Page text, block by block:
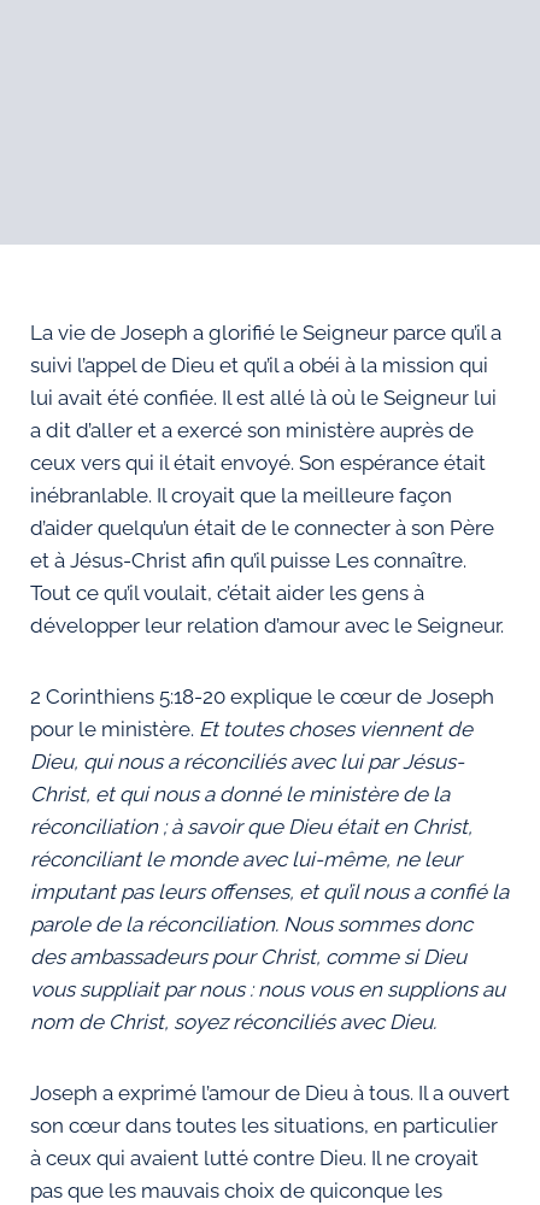
La vie de Joseph a glorifié le Seigneur parce qu’il a
suivi l’appel de Dieu et qu’il a obéi à la mission qui
lui avait été confiée. Il est allé là où le Seigneur lui
a dit d’aller et a exercé son ministère auprès de
ceux vers qui il était envoyé. Son espérance était
inébranlable. Il croyait que la meilleure façon
d’aider quelqu’un était de le connecter à son Père
et à Jésus-Christ afin qu’il puisse Les connaître.
Tout ce qu’il voulait, c’était aider les gens à
développer leur relation d’amour avec le Seigneur.
2 Corinthiens 5:18-20 explique le cœur de Joseph
pour le ministère. Et toutes choses viennent de
Dieu, qui nous a réconciliés avec lui par Jésus-
Christ, et qui nous a donné le ministère de la
réconciliation ; à savoir que Dieu était en Christ,
réconciliant le monde avec lui-même, ne leur
imputant pas leurs offenses, et qu’il nous a confié la
parole de la réconciliation. Nous sommes donc
des ambassadeurs pour Christ, comme si Dieu
vous suppliait par nous : nous vous en supplions au
nom de Christ, soyez réconciliés avec Dieu.
Joseph a exprimé l’amour de Dieu à tous. Il a ouvert
son cœur dans toutes les situations, en particulier
à ceux qui avaient lutté contre Dieu. Il ne croyait
pas que les mauvais choix de quiconque les